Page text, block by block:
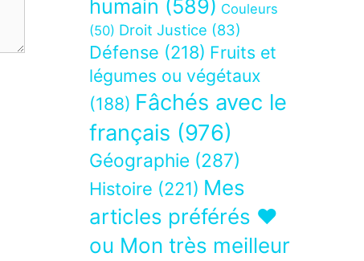
humain (589) Couleurs
(50) Droit Justice (83)
Défense (218) Fruits et
légumes ou végétaux
(188) Fâchés avec le
français (976)
Géographie (287)
Histoire (221) Mes
articles préférés ❤
ou Mon très meilleur